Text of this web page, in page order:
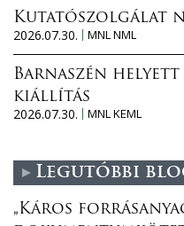
Kutatószolgálat
2026.07.30.
MNL NML
Barnaszén helyett
kiállítás
2026.07.30.
MNL KEML
Legutóbbi
„Káros